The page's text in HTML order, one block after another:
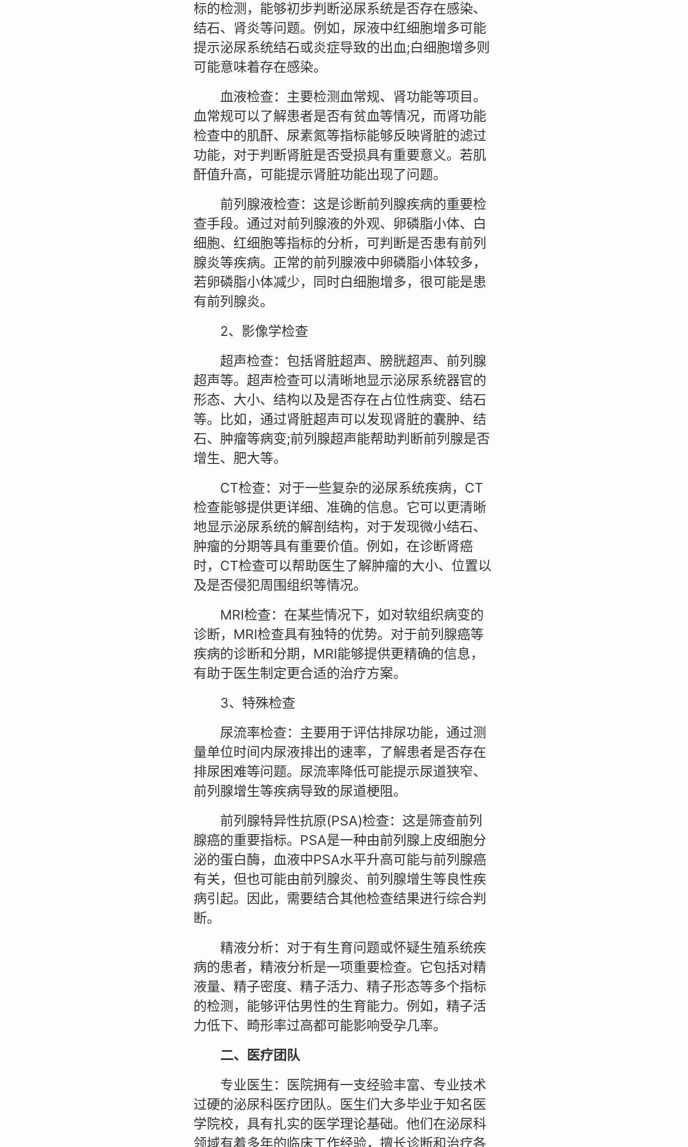
标的检测，能够初步判断泌尿系统是否存在感染、
结石、肾炎等问题。例如，尿液中红细胞增多可能
提示泌尿系统结石或炎症导致的出血;白细胞增多则
可能意味着存在感染。
血液检查：主要检测血常规、肾功能等项目。
血常规可以了解患者是否有贫血等情况，而肾功能
检查中的肌酐、尿素氮等指标能够反映肾脏的滤过
功能，对于判断肾脏是否受损具有重要意义。若肌
酐值升高，可能提示肾脏功能出现了问题。
前列腺液检查：这是诊断前列腺疾病的重要检
查手段。通过对前列腺液的外观、卵磷脂小体、白
细胞、红细胞等指标的分析，可判断是否患有前列
腺炎等疾病。正常的前列腺液中卵磷脂小体较多，
若卵磷脂小体减少，同时白细胞增多，很可能是患
有前列腺炎。
2、影像学检查
超声检查：包括肾脏超声、膀胱超声、前列腺
超声等。超声检查可以清晰地显示泌尿系统器官的
形态、大小、结构以及是否存在占位性病变、结石
等。比如，通过肾脏超声可以发现肾脏的囊肿、结
石、肿瘤等病变;前列腺超声能帮助判断前列腺是否
增生、肥大等。
CT检查：对于一些复杂的泌尿系统疾病，CT
检查能够提供更详细、准确的信息。它可以更清晰
地显示泌尿系统的解剖结构，对于发现微小结石、
肿瘤的分期等具有重要价值。例如，在诊断肾癌
时，CT检查可以帮助医生了解肿瘤的大小、位置以
及是否侵犯周围组织等情况。
MRI检查：在某些情况下，如对软组织病变的
诊断，MRI检查具有独特的优势。对于前列腺癌等
疾病的诊断和分期，MRI能够提供更精确的信息，
有助于医生制定更合适的治疗方案。
3、特殊检查
尿流率检查：主要用于评估排尿功能，通过测
量单位时间内尿液排出的速率，了解患者是否存在
排尿困难等问题。尿流率降低可能提示尿道狭窄、
前列腺增生等疾病导致的尿道梗阻。
前列腺特异性抗原(PSA)检查：这是筛查前列
腺癌的重要指标。PSA是一种由前列腺上皮细胞分
泌的蛋白酶，血液中PSA水平升高可能与前列腺癌
有关，但也可能由前列腺炎、前列腺增生等良性疾
病引起。因此，需要结合其他检查结果进行综合判
断。
精液分析：对于有生育问题或怀疑生殖系统疾
病的患者，精液分析是一项重要检查。它包括对精
液量、精子密度、精子活力、精子形态等多个指标
的检测，能够评估男性的生育能力。例如，精子活
力低下、畸形率过高都可能影响受孕几率。
二、医疗团队
专业医生：医院拥有一支经验丰富、专业技术
过硬的泌尿科医疗团队。医生们大多毕业于知名医
学院校，具有扎实的医学理论基础。他们在泌尿科
领域有着多年的临床工作经验，擅长诊断和治疗各